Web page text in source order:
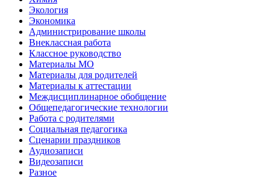
Экология
Экономика
Администрирование школы
Внеклассная работа
Классное руководство
Материалы МО
Материалы для родителей
Материалы к аттестации
Междисциплинарное обобщение
Общепедагогические технологии
Работа с родителями
Социальная педагогика
Сценарии праздников
Аудиозаписи
Видеозаписи
Разное